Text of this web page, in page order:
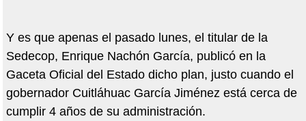
Y es que apenas el pasado lunes, el titular de la
Sedecop, Enrique Nachón García, publicó en la
Gaceta Oficial del Estado dicho plan, justo cuando el
gobernador Cuitláhuac García Jiménez está cerca de
cumplir 4 años de su administración.